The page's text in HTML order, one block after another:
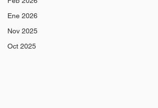
Ene 2026
Nov 2025
Oct 2025